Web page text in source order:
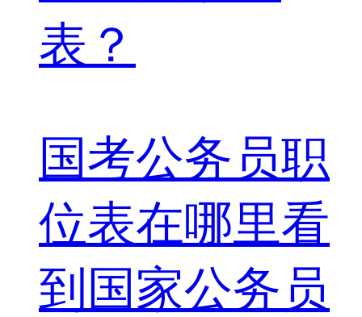
国考公务员职
位表在哪里看
到国家公务员